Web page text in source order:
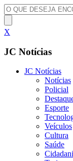
X
JC Notícias
JC Notícias
Notícias
Policial
Esporte
Veículos
Cultura
Saúde